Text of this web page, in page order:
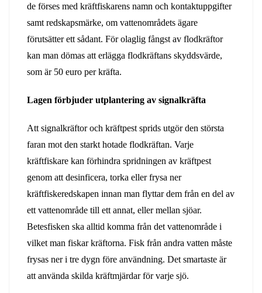
de förses med kräftfiskarens namn och kontaktuppgifter
samt redskapsmärke, om vattenområdets ägare
förutsätter ett sådant. För olaglig fångst av flodkräftor
kan man dömas att erlägga flodkräftans skyddsvärde,
som är 50 euro per kräfta.
Lagen förbjuder utplantering av signalkräfta
Att signalkräftor och kräftpest sprids utgör den största
faran mot den starkt hotade flodkräftan. Varje
kräftfiskare kan förhindra spridningen av kräftpest
genom att desinficera, torka eller frysa ner
kräftfiskeredskapen innan man flyttar dem från en del av
ett vattenområde till ett annat, eller mellan sjöar.
Betesfisken ska alltid komma från det vattenområde i
vilket man fiskar kräftorna. Fisk från andra vatten måste
frysas ner i tre dygn före användning. Det smartaste är
att använda skilda kräftmjärdar för varje sjö.